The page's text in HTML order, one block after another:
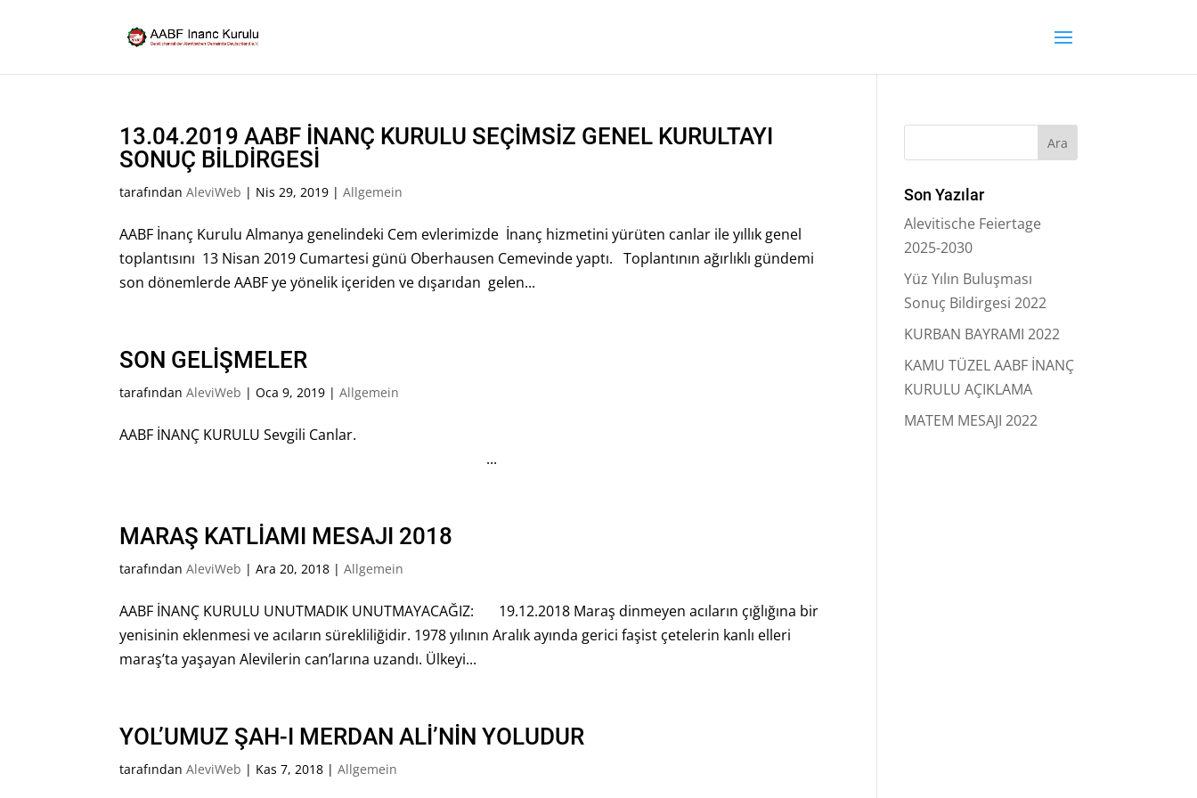
13.04.2019 AABF İNANÇ KURULU SEÇİMSİZ GENEL KURULTAYI
SONUÇ BİLDİRGESİ
tarafındanAleviWeb | Nis 29, 2019 |Allgemein
AABF İnanç Kurulu Almanya genelindeki Cem evlerimizde İnanç hizmetini yürüten canlar ile yıllık genel
toplantısını 13 Nisan 2019 Cumartesi günü Oberhausen Cemevinde yaptı. Toplantının ağırlıklı gündemi
son dönemlerde AABF ye yönelik içeriden ve dışarıdan gelen...
SON GELİŞMELER
tarafındanAleviWeb |Oca 9, 2019 |Allgemein
AABF İNANÇ KURULU Sevgili Canlar.
...
MARAŞ KATLİAMI MESAJI 2018
tarafındanAleviWeb |Ara 20, 2018 |Allgemein
AABF İNANÇ KURULU UNUTMADIK UNUTMAYACAĞIZ: 19.12.2018 Maraş dinmeyen acıların çığlığına bir
yenisinin eklenmesi ve acıların sürekliliğidir. 1978 yılının Aralık ayında gerici faşist çetelerin kanlı elleri
maraş’ta yaşayan Alevilerin can’larına uzandı. Ülkeyi...
YOL’UMUZ ŞAH-I MERDAN ALİ’NİN YOLUDUR
tarafındanAleviWeb | Kas 7, 2018 |Allgemein
Son Yazılar
Alevitische Feiertage
2025-2030
Yüz Yılın Buluşması
Sonuç Bildirgesi 2022
KURBAN BAYRAMI 2022
KAMU TÜZEL AABF İNANÇ
KURULU AÇIKLAMA
MATEM MESAJI 2022